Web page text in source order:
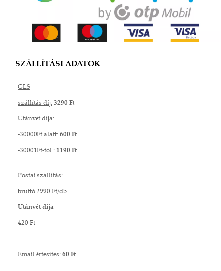
SZÁLLÍTÁSI ADATOK
GLS
szállítás díj: 3290 Ft
Utánvét díja:
-30000Ft alatt: 600 Ft
-30001Ft-tól : 1190 Ft
Postai szállítás:
bruttó 2990 Ft/db.
Utánvét díja
420 Ft
Email értesítés: 60 Ft